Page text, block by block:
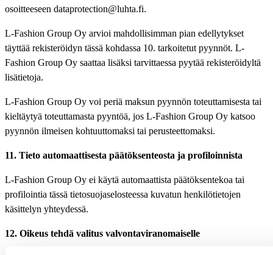
osoitteeseen dataprotection@luhta.fi.
L-Fashion Group Oy arvioi mahdollisimman pian edellytykset
täyttää rekisteröidyn tässä kohdassa 10. tarkoitetut pyynnöt. L-
Fashion Group Oy saattaa lisäksi tarvittaessa pyytää rekisteröidyltä
lisätietoja.
L-Fashion Group Oy voi periä maksun pyynnön toteuttamisesta tai
kieltäytyä toteuttamasta pyyntöä, jos L-Fashion Group Oy katsoo
pyynnön ilmeisen kohtuuttomaksi tai perusteettomaksi.
11. Tieto automaattisesta päätöksenteosta ja profiloinnista
L-Fashion Group Oy ei käytä automaattista päätöksentekoa tai
profilointia tässä tietosuojaselosteessa kuvatun henkilötietojen
käsittelyn yhteydessä.
12. Oikeus tehdä valitus valvontaviranomaiselle